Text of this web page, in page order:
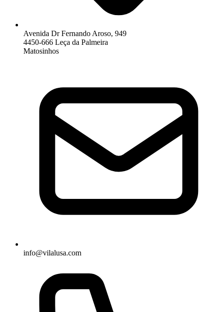
Avenida Dr Fernando Aroso, 949
4450-666 Leça da Palmeira
Matosinhos
info@vilalusa.com